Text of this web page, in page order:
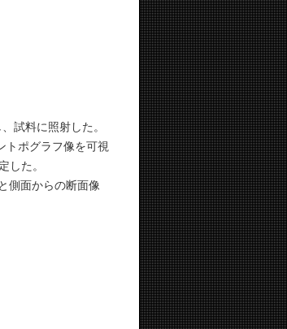
試料に照射した。
トポグラフ像を可視
した。
側面からの断面像